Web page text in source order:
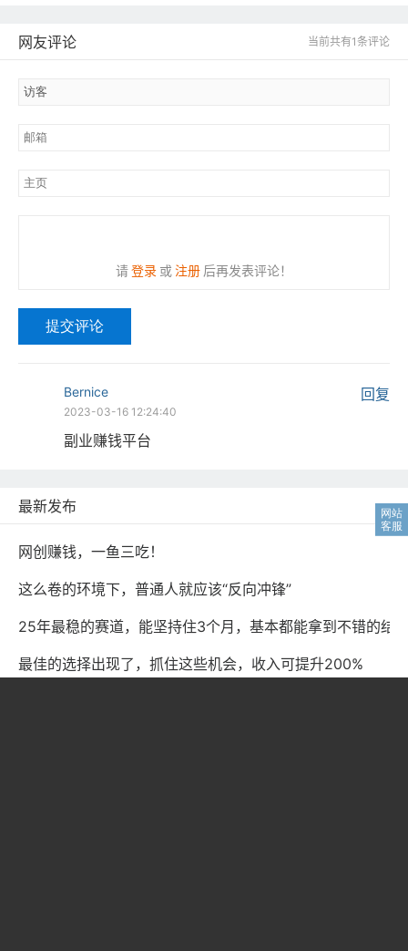
网友评论 当前共有1条评论
请登录 或 注册 后再发表评论！
提交评论
Bernice 回复
2023-03-16 12:24:40
副业赚钱平台
最新发布
网创赚钱，一鱼三吃！
这么卷的环境下，普通人就应该“反向冲锋”
25年最稳的赛道，能坚持住3个月，基本都能拿到不错的结
最佳的选择出现了，抓住这些机会，收入可提升200%